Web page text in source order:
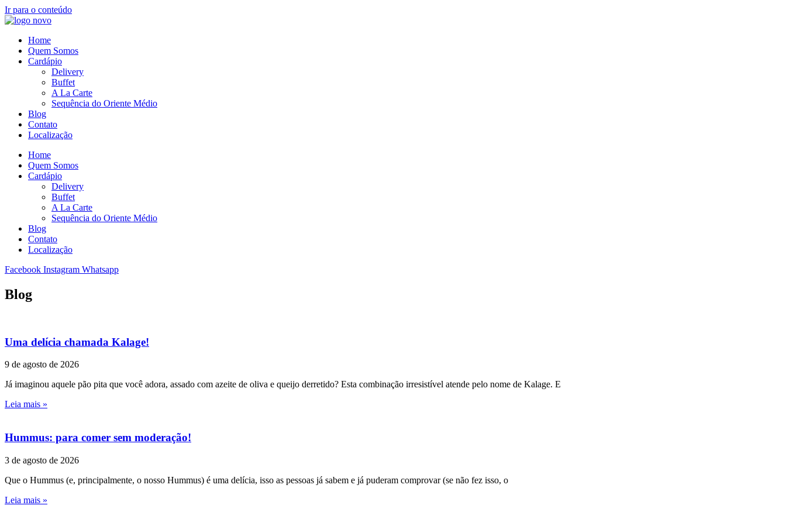
Ir para o conteúdo
Home
Quem Somos
Cardápio
Delivery
Buffet
A La Carte
Sequência do Oriente Médio
Blog
Contato
Localização
Home
Quem Somos
Cardápio
Delivery
Buffet
A La Carte
Sequência do Oriente Médio
Blog
Contato
Localização
Facebook Instagram Whatsapp
Blog
Uma delícia chamada Kalage!
9 de agosto de 2026
Já imaginou aquele pão pita que você adora, assado com azeite de oliva e queijo derretido? Esta combinação irresistível atende pelo nome de Kalage. E
Leia mais »
Hummus: para comer sem moderação!
3 de agosto de 2026
Que o Hummus (e, principalmente, o nosso Hummus) é uma delícia, isso as pessoas já sabem e já puderam comprovar (se não fez isso, o
Leia mais »